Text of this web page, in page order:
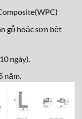
gỗ hoặc sơn bệt
ngày).
năm.